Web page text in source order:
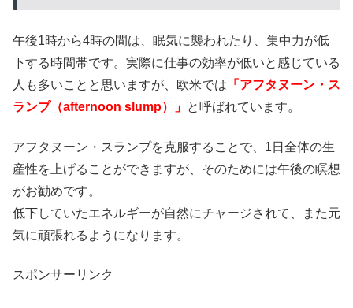
午後1時から4時の間は、眠気に襲われたり、集中力が低
下する時間帯です。実際に仕事の効率が低いと感じている
人も多いことと思いますが、欧米では 「アフタヌーン・ス
ランプ（afternoon slump）」 と呼ばれています。
アフタヌーン・スランプを克服することで、1日全体の生
産性を上げることができますが、そのためには午後の瞑想
がお勧めです。
低下していたエネルギーが自然にチャージされて、また元
気に頑張れるようになります。
スポンサーリンク